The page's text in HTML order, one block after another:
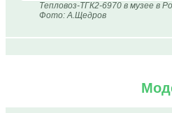
Тепловоз-ТГК2-6970 в музее в
Фото: А.Щедров